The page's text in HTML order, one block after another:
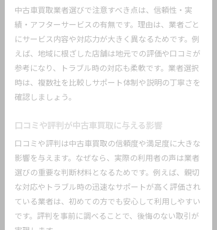
大田区で中古車買取を安心して利用する
ために
地域密着型中古車買取のメリットとは
東糀谷で選ばれる中古車買取業者の共通
地元で信頼される中古車買取の理由
安心して任せられる中古車買取の選び方
中古車買取サービスの選び方ガイド
信頼できる中古車買取サービスの見極め
方
中古車買取のサービス内容と比較ポイン
中古車買取業者選びで注意すべき点は、信頼性・実
績・アフターサービスの有無です。理由は、業者ごと
にサービス内容や対応力が大きく異なるためです。例
えば、地域に根ざした店舗は地元での評価や口コミが
参考になり、トラブル時の対応も柔軟です。業者選択
時は、複数社を比較しサポート体制や説明の丁寧さを
確認しましょう。
口コミや評判が中古車買取に与える影響
口コミや評判は中古車買取の信頼度や満足度に大きな
影響を与えます。なぜなら、実際の利用者の声は業者
選びの重要な判断材料となるためです。例えば、親切
な対応やトラブル時の迅速なサポートが高く評価され
ている業者は、初めての方でも安心して利用しやすい
です。評判を事前に調べることで、後悔のない取引が